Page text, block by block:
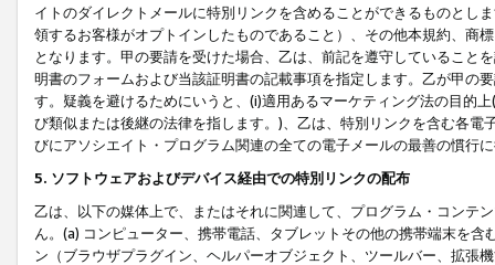
イトのダイレクトメールに特別リンクを含めることができるものとし
領するお客様がオプトインしたものであること）、その他本規約、商
となります。甲の要請を受けた場合、乙は、前記を遵守していること
明書のフォームおよび当該証明書の記載事項を指定します。乙が甲の
す。疑義を避けるためにいうと、(i)適用あるマーケティング法の目的
び類似または後継の法律を指します。)、乙は、特別リンクを含む各
びにアソシエイト・プログラム関連の全ての電子メールの最善の慣行
5. ソフトウェアおよびデバイス経由での特別リンクの配布
乙は、以下の媒体上で、またはそれに関連して、プログラム・コンテ
ん。(a) コンピューター、携帯電話、タブレットその他の携帯端末を
ン（ブラウザプラグイン、ヘルパーオブジェクト、ツールバー、拡張